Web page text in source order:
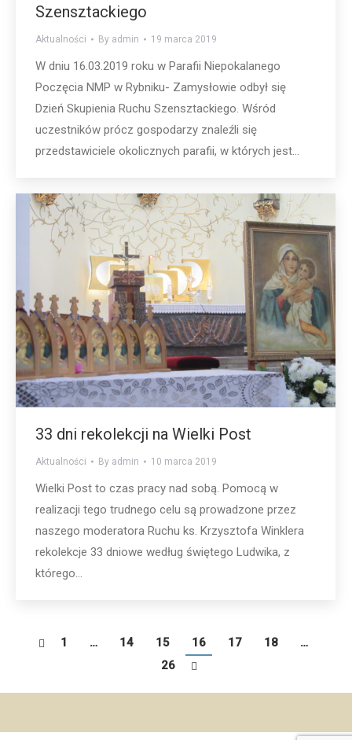
Szensztackiego
Aktualności By admin 19 marca 2019
W dniu 16.03.2019 roku w Parafii Niepokalanego
Poczęcia NMP w Rybniku- Zamysłowie odbył się
Dzień Skupienia Ruchu Szensztackiego. Wśród
uczestników prócz gospodarzy znaleźli się
przedstawiciele okolicznych parafii, w których jest…
33 dni rekolekcji na Wielki Post
Aktualności By admin 10 marca 2019
Wielki Post to czas pracy nad sobą. Pomocą w
realizacji tego trudnego celu są prowadzone przez
naszego moderatora Ruchu ks. Krzysztofa Winklera
rekolekcje 33 dniowe według świętego Ludwika, z
którego…
1 … 14 15 16 17 18
…
26